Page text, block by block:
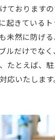
ております
起きている
未然に防げ
ルだけでな
たとえば、
応いたします